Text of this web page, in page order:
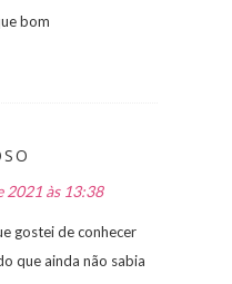
bom
2021 às 13:38
gostei de conhecer
que ainda não sabia